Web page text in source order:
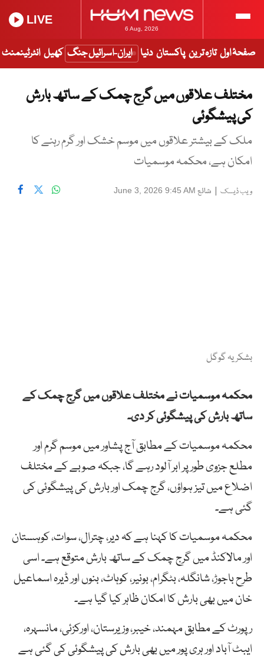
6 Aug, 2026
LIVE
صفحۂ اول تازہ ترین پاکستان دنیا ایران-اسرائیل جنگ کھیل انٹرٹینمنٹ
مختلف علاقوں میں گرج چمک کے ساتھ بارش
کی پیشگوئی
ملک کے بیشتر علاقوں میں موسم خشک اور گرم رہنے کا
امکان ہے، محکمہ موسمیات
ویب ڈیسک | شائع June 3, 2026 9:45 AM
بشکریہ گوگل
محکمہ موسمیات نے مختلف علاقوں میں گرج چمک کے
ساتھ بارش کی پیشگوئی کر دی۔
محکمہ موسمیات کے مطابق آج پشاور میں موسم گرم اور
مطلع جزوی طور پر ابر آلود رہے گا، جبکہ صوبے کے مختلف
اضلاع میں تیز ہواؤں، گرج چمک اور بارش کی پیشگوئی کی
گئی ہے۔
محکمہ موسمیات کا کہنا ہے کہ دیر، چترال، سوات، کوہستان
اور مالاکنڈ میں گرج چمک کے ساتھ بارش متوقع ہے۔ اسی
طرح باجوڑ، شانگلہ، بٹگرام، بونیر، کوہاٹ، بنوں اور ڈیرہ اسماعیل
خان میں بھی بارش کا امکان ظاہر کیا گیا ہے۔
رپورٹ کے مطابق مہمند، خیبر، وزیرستان، اورکزئی، مانسہرہ،
ایبٹ آباد اور ہری پور میں بھی بارش کی پیشگوئی کی گئی ہے